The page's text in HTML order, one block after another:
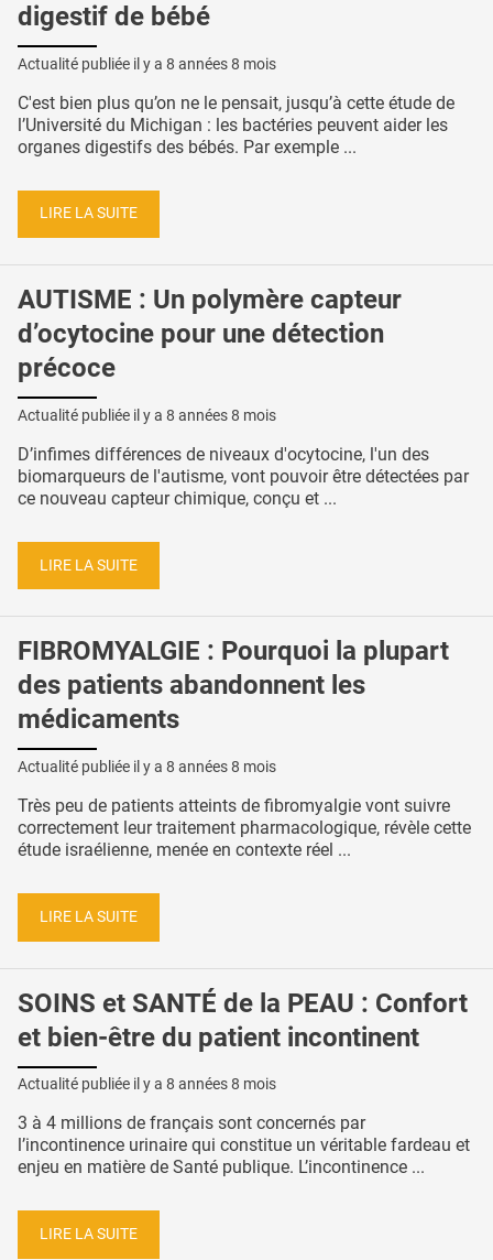
digestif de bébé
Actualité publiée il y a 8 années 8 mois
C'est bien plus qu’on ne le pensait, jusqu’à cette étude de
l’Université du Michigan : les bactéries peuvent aider les
organes digestifs des bébés. Par exemple ...
LIRE LA SUITE
AUTISME : Un polymère capteur
d’ocytocine pour une détection
précoce
Actualité publiée il y a 8 années 8 mois
D’infimes différences de niveaux d'ocytocine, l'un des
biomarqueurs de l'autisme, vont pouvoir être détectées par
ce nouveau capteur chimique, conçu et ...
LIRE LA SUITE
FIBROMYALGIE : Pourquoi la plupart
des patients abandonnent les
médicaments
Actualité publiée il y a 8 années 8 mois
Très peu de patients atteints de fibromyalgie vont suivre
correctement leur traitement pharmacologique, révèle cette
étude israélienne, menée en contexte réel ...
LIRE LA SUITE
SOINS et SANTÉ de la PEAU : Confort
et bien-être du patient incontinent
Actualité publiée il y a 8 années 8 mois
3 à 4 millions de français sont concernés par
l’incontinence urinaire qui constitue un véritable fardeau et
enjeu en matière de Santé publique. L’incontinence ...
LIRE LA SUITE